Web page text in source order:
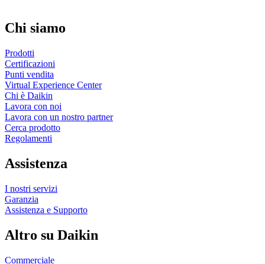
Chi siamo
Prodotti
Certificazioni
Punti vendita
Virtual Experience Center
Chi è Daikin
Lavora con noi
Lavora con un nostro partner
Cerca prodotto
Regolamenti
Assistenza
I nostri servizi
Garanzia
Assistenza e Supporto
Altro su Daikin
Commerciale